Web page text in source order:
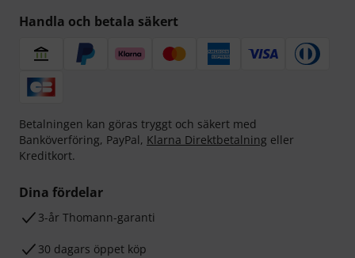
Handla och betala säkert
Betalningen kan göras tryggt och säkert med
Banköverföring, PayPal, Klarna Direktbetalning eller
Kreditkort.
Dina fördelar
3-år Thomann-garanti
30 dagars öppet köp